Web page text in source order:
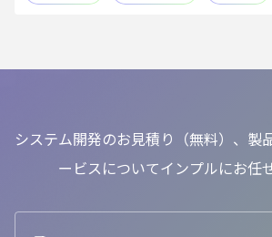
システム開発のお見積り（無料）、製
ービスについてインプルにお任